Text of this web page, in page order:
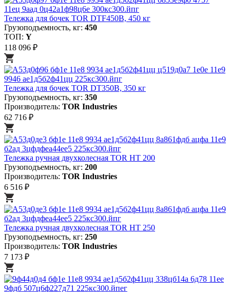
Тележка для бочек TOR DTF450B, 450 кг
Грузоподъемность, кг: 450
ТОП: Y
118 096 ₽
Тележка для бочек TOR DT350B, 350 кг
Грузоподъемность, кг: 350
Производитель: TOR Industries
62 716 ₽
Тележка ручная двухколесная TOR HT 200
Грузоподъемность, кг: 200
Производитель: TOR Industries
6 516 ₽
Тележка ручная двухколесная TOR HT 250
Грузоподъемность, кг: 250
Производитель: TOR Industries
7 173 ₽